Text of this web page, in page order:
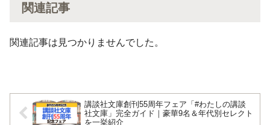
関連記事
関連記事は見つかりませんでした。
講談社文庫創刊55周年フェア「#わたしの講談
社文庫」完全ガイド｜豪華9名＆年代別セレクト
を一挙紹介